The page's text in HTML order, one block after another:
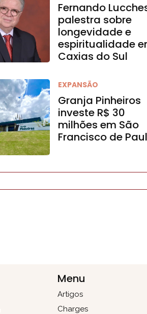
Fernando
palestra sobre
longevidade e
espiritualidade
Caxias do Sul
EXPANSÃO
Granja Pinheiros
investe R$ 30
milhões em São
Francisco de
Menu
Artigos
Charges